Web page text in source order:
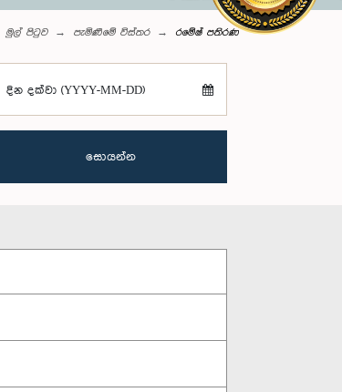
මුල් පිටුව පැමිණීමේ විස්තර රමේෂ් පතිරණ
දින දක්වා (YYYY-MM-DD)
සොයන්න